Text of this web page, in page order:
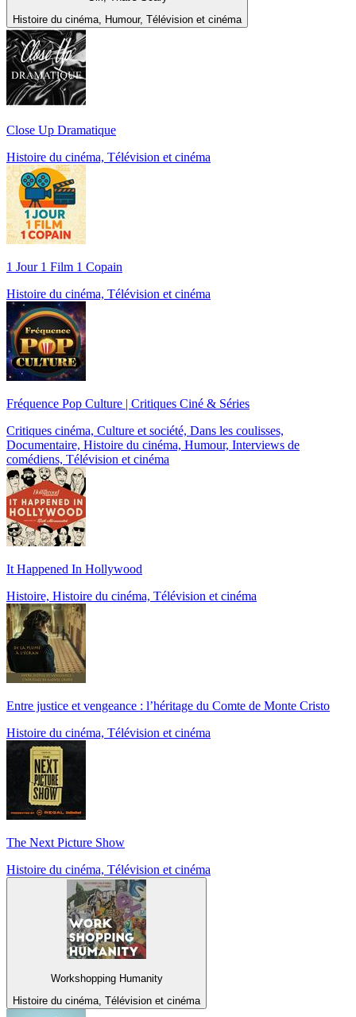
Histoire du cinéma, Humour, Télévision et cinéma
Close Up Dramatique
Histoire du cinéma, Télévision et cinéma
1 Jour 1 Film 1 Copain
Histoire du cinéma, Télévision et cinéma
Fréquence Pop Culture | Critiques Ciné & Séries
Critiques cinéma, Culture et société, Dans les coulisses,
Documentaire, Histoire du cinéma, Humour, Interviews de
comédiens, Télévision et cinéma
It Happened In Hollywood
Histoire, Histoire du cinéma, Télévision et cinéma
Entre justice et vengeance : l’héritage du Comte de Monte Cristo
Histoire du cinéma, Télévision et cinéma
The Next Picture Show
Histoire du cinéma, Télévision et cinéma
Workshopping Humanity
Histoire du cinéma, Télévision et cinéma